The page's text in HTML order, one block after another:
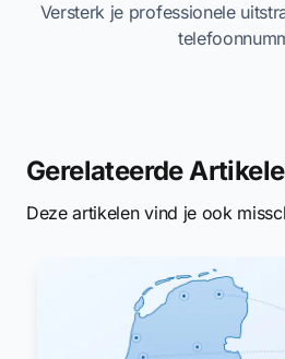
Versterk je professionele
Gerelateerde
Deze artikelen vind je ook